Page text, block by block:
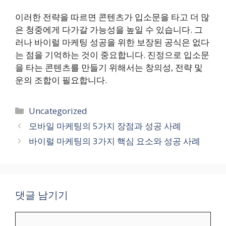
이러한 전략을 따르면 콘텐츠가 입소문을 타고 더 많
은 청중에게 다가갈 가능성을 높일 수 있습니다. 그
러나 바이럴 마케팅 성공을 위한 보장된 공식은 없다
는 점을 기억하는 것이 중요합니다. 진정으로 입소문
을 타는 콘텐츠를 만들기 위해서는 창의성, 전략 및
운의 조합이 필요합니다.
카
테
리
Uncategorized
모바일 마케팅의 5가지 장점과 성공 사례
바이럴 마케팅의 3가지 핵심 요소와 성공 사례
댓글 남기기